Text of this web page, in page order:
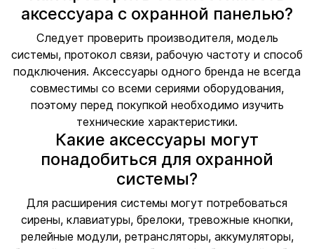
аксессуара с охранной панелью?
Следует проверить производителя, модель
системы, протокол связи, рабочую частоту и способ
подключения. Аксессуары одного бренда не всегда
совместимы со всеми сериями оборудования,
поэтому перед покупкой необходимо изучить
технические характеристики.
Какие аксессуары могут
понадобиться для охранной
системы?
Для расширения системы могут потребоваться
сирены, клавиатуры, брелоки, тревожные кнопки,
релейные модули, ретрансляторы, аккумуляторы,